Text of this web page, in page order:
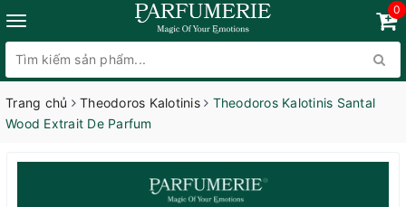
0
Trang chủ Theodoros Kalotinis
Theodoros Kalotinis Santal
Wood Extrait De Parfum